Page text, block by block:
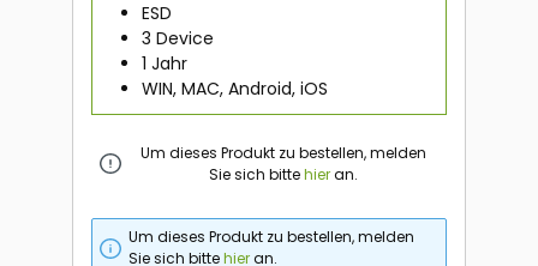
ESD
3 Device
1 Jahr
WIN, MAC, Android, iOS
Um dieses Produkt zu bestellen, melden
Sie sich bittehieran.
Um dieses Produkt zu bestellen, melden
Sie sich bittehieran.